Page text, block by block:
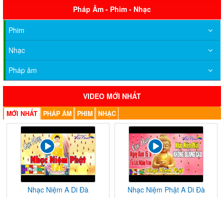
Pháp Âm - Phim - Nhạc
Phim
Nhạc
Pháp âm
VIDEO MỚI NHẤT
MỚI NHẤT PHÁP ÂM PHIM NHẠC
Nhạc Niệm A Di Đà Nhạc Niệm Phật A Di Đà